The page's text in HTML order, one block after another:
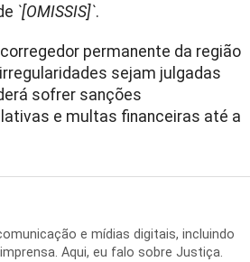
`[OMISSIS]`.
permanente da região
sejam julgadas
sofrer sanções
e multas financeiras até a
e mídias digitais, incluindo
Aqui, eu falo sobre Justiça.